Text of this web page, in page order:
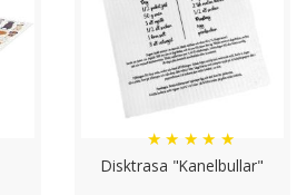
Disktrasa "Kanelbullar"
★ ★ ★ ★ ★